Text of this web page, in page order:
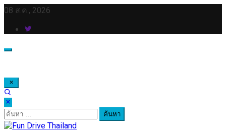
Skip
content
08 ส.ค., 2026
ค้นหา
สำหรับ: